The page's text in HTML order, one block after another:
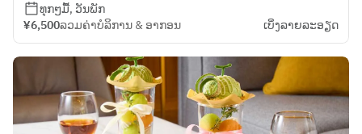
ທຸກໆມື້, ວັນພັກ
¥6,500ລວມຄ່າບໍລິການ & ອາກອນ ເບິ່ງ​ລາຍ​ລະ​ອຽດ